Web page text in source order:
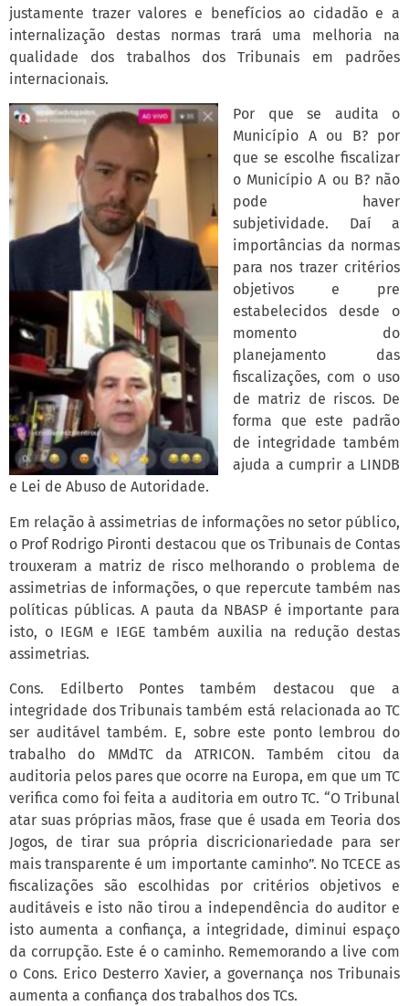
justamente trazer valores e benefícios ao cidadão e a
internalização destas normas trará uma melhoria na
qualidade dos trabalhos dos Tribunais em padrões
internacionais.
Por que se audita o
Município A ou B? por
que se escolhe fiscalizar
o Município A ou B? não
pode haver
subjetividade. Daí a
importâncias da normas
para nos trazer critérios
objetivos e pre
estabelecidos desde o
momento do
planejamento das
fiscalizações, com o uso
de matriz de riscos. De
forma que este padrão
de integridade também
ajuda a cumprir a LINDB
e Lei de Abuso de Autoridade.
Em relação à assimetrias de informações no setor público,
o Prof Rodrigo Pironti destacou que os Tribunais de Contas
trouxeram a matriz de risco melhorando o problema de
assimetrias de informações, o que repercute também nas
políticas públicas. A pauta da NBASP é importante para
isto, o IEGM e IEGE também auxilia na redução destas
assimetrias.
Cons. Edilberto Pontes também destacou que a
integridade dos Tribunais também está relacionada ao TC
ser auditável também. E, sobre este ponto lembrou do
trabalho do MMdTC da ATRICON. Também citou da
auditoria pelos pares que ocorre na Europa, em que um TC
verifica como foi feita a auditoria em outro TC. “O Tribunal
atar suas próprias mãos, frase que é usada em Teoria dos
Jogos, de tirar sua própria discricionariedade para ser
mais transparente é um importante caminho”. No TCECE as
fiscalizações são escolhidas por critérios objetivos e
auditáveis e isto não tirou a independência do auditor e
isto aumenta a confiança, a integridade, diminui espaço
da corrupção. Este é o caminho. Rememorando a live com
o Cons. Erico Desterro Xavier, a governança nos Tribunais
aumenta a confiança dos trabalhos dos TCs.